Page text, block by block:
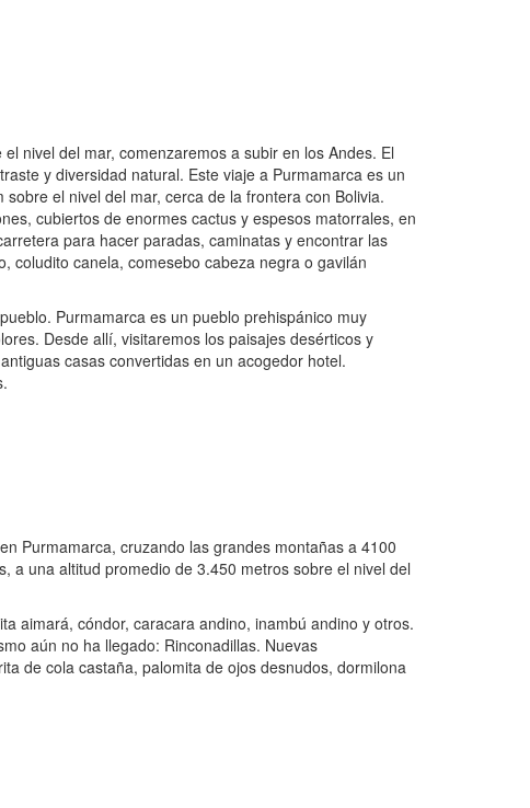
nivel del mar, comenzaremos a subir en los Andes. El
y diversidad natural. Este viaje a Purmamarca es un
el nivel del mar, cerca de la frontera con Bolivia.
cubiertos de enormes cactus y espesos matorrales, en
para hacer paradas, caminatas y encontrar las
coludito canela, comesebo cabeza negra o gavilán
Purmamarca es un pueblo prehispánico muy
Desde allí, visitaremos los paisajes desérticos y
casas convertidas en un acogedor hotel.
Purmamarca, cruzando las grandes montañas a 4100
a una altitud promedio de 3.450 metros sobre el nivel del
aimará, cóndor, caracara andino, inambú andino y otros.
aún no ha llegado: Rinconadillas. Nuevas
de cola castaña, palomita de ojos desnudos, dormilona